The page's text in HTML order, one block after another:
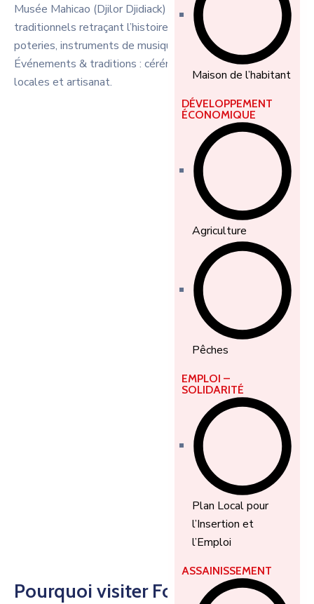
Maison de l’habitant
DÉVELOPPEMENT
ÉCONOMIQUE
Agriculture
Pêches
EMPLOI –
SOLIDARITÉ
Plan Local pour
l’Insertion et
l’Emploi
ASSAINISSEMENT
Musée Mahicao (Djilor Djidiack) : plus de 500 objets
traditionnels retraçant l’histoire et l’art africains (bijoux,
poteries, instruments de musique…).
Événements & traditions : cérémonies sérères, danses
locales et artisanat.
Pourquoi visiter Foundiougne ?